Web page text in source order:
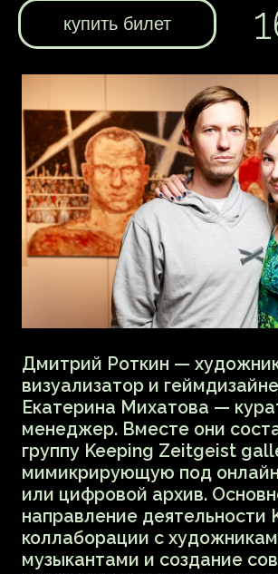
«Это одновременно звуковая,
визуальная работа, программа,
интерфейс и экспериментальная
нотация для музыкантов. Проект
художественный и функциональный.
Минимализм графического интерфейса
вступает в диалог с яркой,
генерируемой в реальном времени
абстрактной графикой,
представляющей собой синергию звука,
электронной музыки», включающую
лекции, концерты, фестивали
современного аудиовизуального
• Xenia Sangina (Ксения Сангина) —
медиахудожница, куратор,
преподаватель новых медиа, резидент
лаборатории OPUS 111. Работает
с различными цифровыми медиумами —
абстрактная генеративная графика,
световые проекции, аудиовизуальные
перформансы и интерактивные
технологии.
В Центре Курёхина Илья и Ксения
представят NOTATION_AI —
экспериментальный проект, который
исследует потенциал симбиотических
связей между людьми и искусственным
интеллектом в творческом
расскажут об истории проекта
с примерами аудио и видео.